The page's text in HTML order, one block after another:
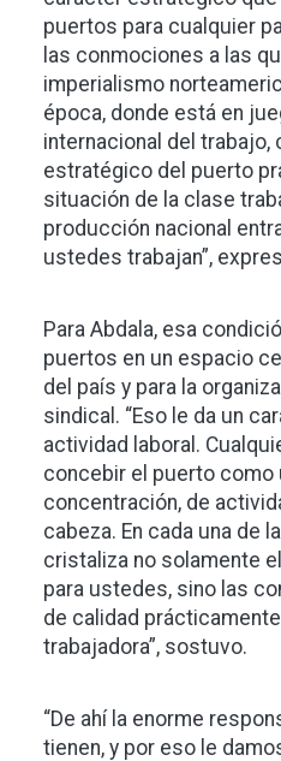
puertos para cualquier
las conmociones a las
imperialismo
época, donde está en
internacional del
estratégico del puerto
situación de la clase
producción nacional
ustedes trabajan”,
Para Abdala, esa
puertos en un espacio
del país y para la
sindical. “Eso le da un
actividad laboral.
concebir el puerto como
concentración, de
cabeza. En cada una de
cristaliza no solamente
para ustedes, sino las
de calidad
trabajadora”, sostuvo.
“De ahí la enorme
tienen, y por eso le